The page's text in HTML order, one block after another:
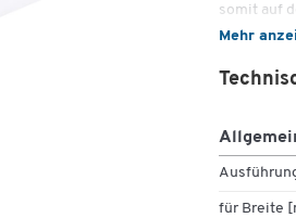
Mehr
somit auf
so, als
- 1600
für Breite